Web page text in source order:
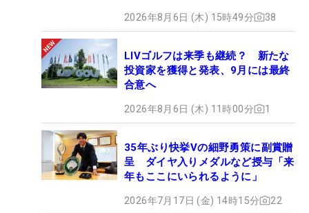
2026年8月6日 (木) 15時49分 38
LIVゴルフは来季も継続？ 新たな
投資家を獲得と発表、9月には最終
合意へ
2026年8月6日 (木) 11時00分 1
35年ぶり快挙Vの細野勇策に副賞贈
呈 ダイヤ入りメダルなど授与「来
年もここにいられるように」
2026年7月17日 (金) 14時15分 22